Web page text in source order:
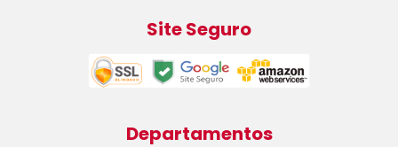
Site Seguro
Departamentos